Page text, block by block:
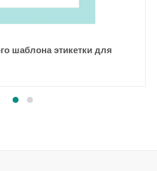
шаблона этикетки для